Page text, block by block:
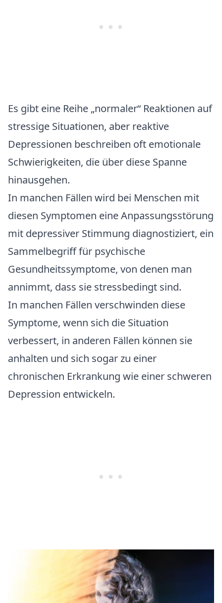
Es gibt eine Reihe „normaler“ Reaktionen auf
stressige Situationen, aber reaktive
Depressionen beschreiben oft emotionale
Schwierigkeiten, die über diese Spanne
hinausgehen.
In manchen Fällen wird bei Menschen mit
diesen Symptomen eine Anpassungsstörung
mit depressiver Stimmung diagnostiziert, ein
Sammelbegriff für psychische
Gesundheitssymptome, von denen man
annimmt, dass sie stressbedingt sind.
In manchen Fällen verschwinden diese
Symptome, wenn sich die Situation
verbessert, in anderen Fällen können sie
anhalten und sich sogar zu einer
chronischen Erkrankung wie einer schweren
Depression entwickeln.